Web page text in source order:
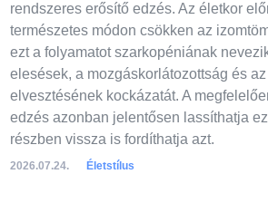
rendszeres erősítő edzés. Az életkor
természetes módon csökken az
ezt a folyamatot szarkopéniának
elesések, a mozgáskorlátozottság és
elvesztésének kockázatát. A
edzés azonban jelentősen lassíthatja
részben vissza is fordíthatja azt.
2026.07.24. Életstílus